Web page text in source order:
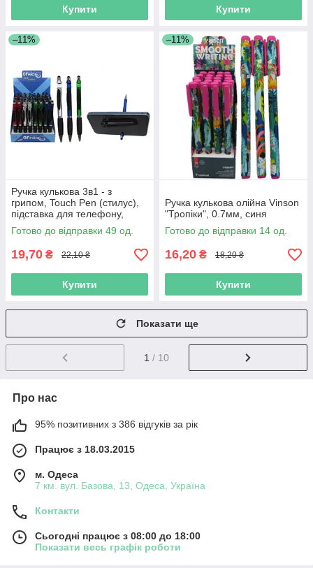
Купити Купити
–11%
Ручка кулькова 3в1 - з
грипом, Touch Pen (стилус),
підставка для телефону,
колір чорнил синій
Готово до відправки 49 од.
19,70 ₴ 22,10 ₴
Купити
–11%
Ручка кулькова олійна Vinson
"Тропіки", 0.7мм, синя
Готово до відправки 14 од.
16,20 ₴ 18,20 ₴
Купити
Показати ще
1 / 10
Про нас
95% позитивних з 386 відгуків за рік
Працює з 18.03.2015
м. Одеса
7 км. вул. Базова, 13, Одеса, Україна
Контакти
Сьогодні працює з 08:00 до 18:00
Показати весь графік роботи